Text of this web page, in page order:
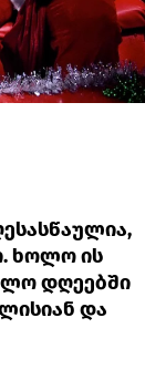
ხოლო ის
დღეებში
და